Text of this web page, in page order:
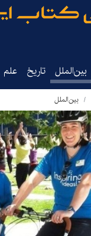
بین‌الملل تاریخ‌ علم
بین‌الملل